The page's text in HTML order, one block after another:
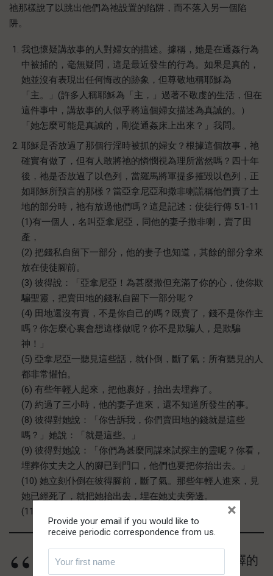
祂那樣說了以跳出他們為祂設置的陷阱，而不落入另一個陷
阱。
我也懷疑講故事的人對婦女的描述。據稱，她是在通姦行為
中被捕的，毫無疑問，這是最近發生的行為。如果是真的，
她並沒有表現出任何悔改的跡象，但尊敬地稱耶穌為
「主。」(許多人稱耶穌為「主，」過著不敬虔的生活，但在
這件事中，講故事的人似乎將這個婦女描述為真誠的。）
「她怎麼可能是真誠的，剛從通姦床上出來？」我問。
耶穌是否放過了那個行淫時被抓的婦女？根據這個故事，祂
確實有做了，但有人敢將祂的憐憫視為理所當然嗎？四十年
後，祂是否放過了以色列，當羅馬將軍提多摧毀以色列，正
如耶穌所預言的那樣？當亞拿尼亞和撒非喇謊稱他們賣了土
地的部分時，祂有放過他們嗎？這是記述：使徒行傳 5:1-11
(1)有一個人，名叫亞拿尼亞，同他的妻子撒非喇，賣了田
產，
(2) 把錢私自留下一部分，他的妻子也知道，其餘的部分拿來
放在使徒腳前。
(3) 彼得說：「亞拿尼亞！為甚麼撒但充滿了你的心，使你欺
騙聖靈，把賣田地的錢私自留下一部分呢？
(4) 田地還沒有賣，不是你自己的嗎？既賣了，錢不是你作主
嗎？你怎麼心裏會想這樣做呢？你不是欺騙人，是欺騙
神！」
(5) 亞拿尼亞一聽見這些話，就仆倒，斷了氣；所有聽見的人
都非常懼怕。
(6) 有些年輕人起來，把他裹好，抬出去埋葬了。
(7) 約過了三小時，他的妻子進來，還不知道所發生的事。
(8) 彼得對她說：「你告訴我，你們賣田地的錢就是這些
嗎？」她說：「就是這些。」
(9) 彼得對她說：「你們為甚麼同謀來試探主的靈呢？你看，
埋葬你丈夫之人的腳已到門口，他們也要把你抬出去。」
(10) 她立刻仆倒在彼得腳前，斷了氣。那些年輕人進來，見
她已經死了，就把她抬出去，埋在她丈夫旁邊。
(11) 全教會和所有聽見這些事的人都非常懼怕。
這故事裡被屬肉體的心思解釋的
Provide your email if you would like to
receive periodic correspondence from us.
×